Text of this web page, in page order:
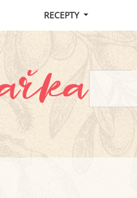
RECEPTY